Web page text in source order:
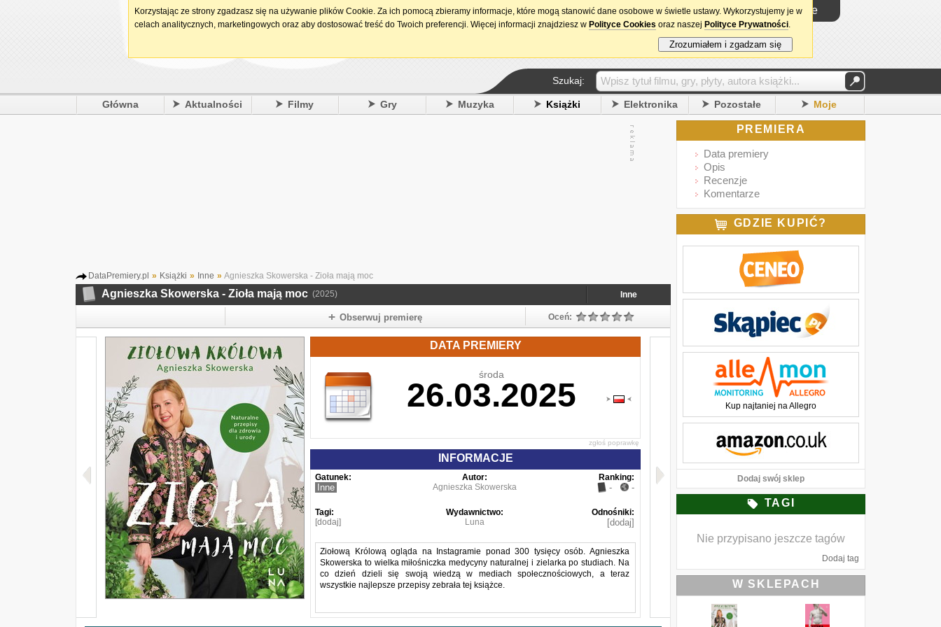
15. urodziny DataPremiery.pl Logowanie
Szukaj:
Główna Aktualności Filmy Gry Muzyka Książki Elektronika Pozostałe Moje
DataPremiery.pl » Książki » Inne » Agnieszka Skowerska - Zioła mają moc
Agnieszka Skowerska - Zioła mają moc (2025) Inne
Obserwuj premierę Oceń:
DATA PREMIERY
środa
26.03.2025
zgłoś poprawkę
INFORMACJE
Gatunek:
Inne
Autor:
Agnieszka Skowerska
Ranking:
- -
Tagi:
[dodaj]
Wydawnictwo:
Luna
Odnośniki:
[dodaj]
Ziołową Królową ogląda na Instagramie ponad 300 tysięcy osób. Agnieszka
Skowerska to wielka miłośniczka medycyny naturalnej i zielarka po studiach. Na
co dzień dzieli się swoją wiedzą w mediach społecznościowych, a teraz
wszystkie najlepsze przepisy zebrała tej książce.
Chcesz wiedzieć, jak czerpać z uzdrawiającej mocy roślin? Samodzielnie
PREMIERA
Data premiery
Opis
Recenzje
Komentarze
GDZIE KUPIĆ?
Kup najtaniej na Allegro
Dodaj swój sklep
TAGI
Nie przypisano jeszcze tagów
Dodaj tag
W SKLEPACH
Korzystając ze strony zgadzasz się na używanie plików Cookie. Za ich pomocą zbieramy informacje, które mogą stanowić dane osobowe w świetle ustawy. Wykorzystujemy je w
celach analitycznych, marketingowych oraz aby dostosować treść do Twoich preferencji. Więcej informacji znajdziesz w Polityce Cookies oraz naszej Polityce Prywatności.
Zrozumiałem i zgadzam się